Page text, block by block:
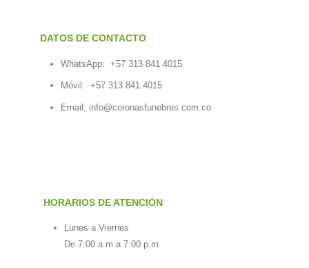
DATOS DE CONTACTO
WhatsApp: +57 313 841 4015
Móvil: +57 313 841 4015
Email: info@coronasfunebres.com.co
HORARIOS DE ATENCIÓN
Lunes a Viernes
De 7:00 a.m a 7:00 p.m